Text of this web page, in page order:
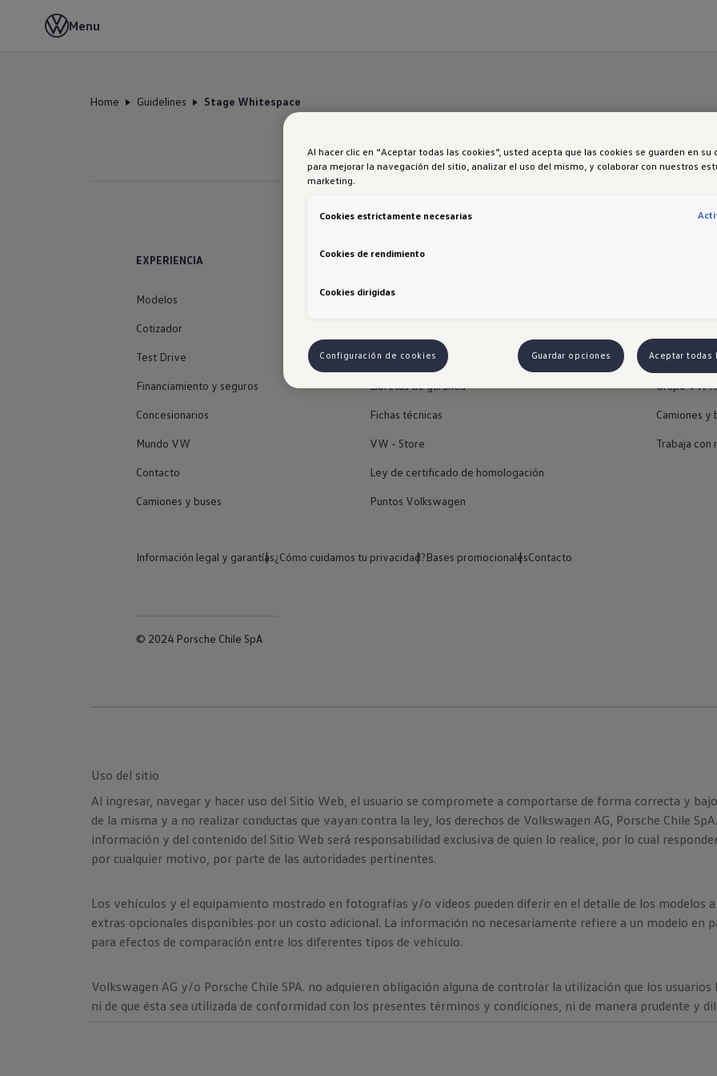
Menu
Home Guidelines Stage Whitespace
EXPERIENCIA
Modelos
Cotizador
Test Drive
Financiamiento y seguros
Concesionarios
Mundo VW
Contacto
Camiones y buses
TENGO UN VW
Tengo un VW
Campañas preventivas
Libretas de garantía
Fichas técnicas
VW - Store
Ley de certificado de homologación
Puntos Volkswagen
¿Quiénes
Porsche
Grupo VW
Camiones y
Trabaja con
Información legal y garantías¿Cómo cuidamos tu privacidad?Bases promocionalesContacto
© 2024 Porsche Chile SpA
Uso del sitio
Al ingresar, navegar y hacer uso del Sitio Web, el usuario se compromete a comportarse de forma correcta y
de la misma y a no realizar conductas que vayan contra la ley, los derechos de Volkswagen AG, Porsche Chile
información y del contenido del Sitio Web será responsabilidad exclusiva de quien lo realice, por lo cual
por cualquier motivo, por parte de las autoridades pertinentes.
Los vehículos y el equipamiento mostrado en fotografías y/o videos pueden diferir en el detalle de los modelos
extras opcionales disponibles por un costo adicional. La información no necesariamente refiere a un modelo en
para efectos de comparación entre los diferentes tipos de vehículo.
Volkswagen AG y/o Porsche Chile SPA. no adquieren obligación alguna de controlar la utilización que los
ni de que ésta sea utilizada de conformidad con los presentes términos y condiciones, ni de manera prudente y
Al hacer clic en “Aceptar todas las cookies”, usted acepta que las cookies se guarden en su
para mejorar la navegación del sitio, analizar el uso del mismo, y colaborar con nuestros
marketing.
Cookies estrictamente necesarias
Cookies de rendimiento
Cookies dirigidas
Configuración de cookies Guardar opciones Aceptar todas